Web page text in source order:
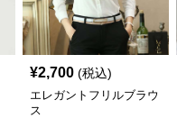
¥2,700 (税込)
エレガントフリルブラウ
ス